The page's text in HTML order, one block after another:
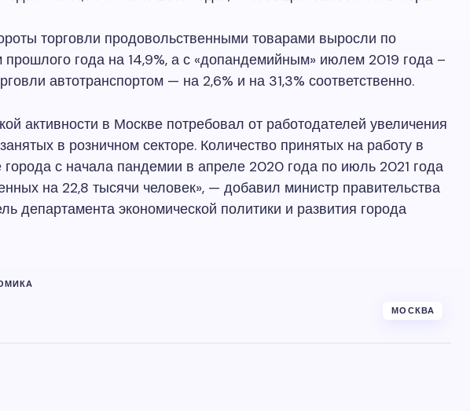
торговли продовольственными товарами выросли по
года на 14,9%, а с «допандемийным» июлем 2019 года –
автотранспортом — на 2,6% и на 31,3% соответственно.
активности в Москве потребовал от работодателей увеличения
в розничном секторе. Количество принятых на работу в
города с начала пандемии в апреле 2020 года по июль 2021 года
на 22,8 тысячи человек», — добавил министр правительства
департамента экономической политики и развития города
МОСКВА